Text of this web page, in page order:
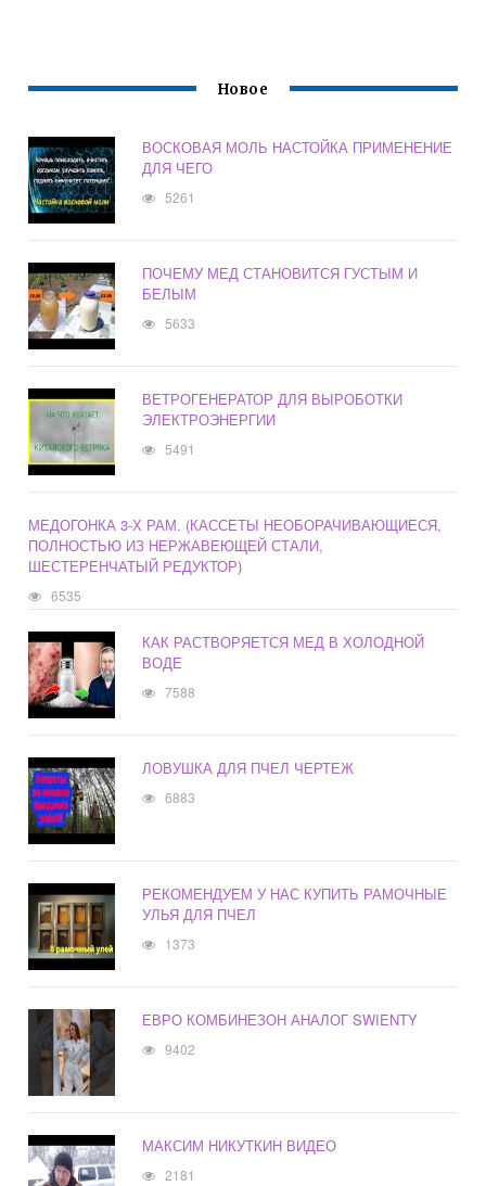
Новое
ВОСКОВАЯ МОЛЬ НАСТОЙКА ПРИМЕНЕНИЕ
ДЛЯ ЧЕГО
5261
ПОЧЕМУ МЕД СТАНОВИТСЯ ГУСТЫМ И
БЕЛЫМ
5633
ВЕТРОГЕНЕРАТОР ДЛЯ ВЫРОБОТКИ
ЭЛЕКТРОЭНЕРГИИ
5491
МЕДОГОНКА 3-Х РАМ. (КАССЕТЫ НЕОБОРАЧИВАЮЩИЕСЯ,
ПОЛНОСТЬЮ ИЗ НЕРЖАВЕЮЩЕЙ СТАЛИ,
ШЕСТЕРЕНЧАТЫЙ РЕДУКТОР)
6535
КАК РАСТВОРЯЕТСЯ МЕД В ХОЛОДНОЙ
ВОДЕ
7588
ЛОВУШКА ДЛЯ ПЧЕЛ ЧЕРТЕЖ
6883
РЕКОМЕНДУЕМ У НАС КУПИТЬ РАМОЧНЫЕ
УЛЬЯ ДЛЯ ПЧЕЛ
1373
ЕВРО КОМБИНЕЗОН АНАЛОГ SWIENTY
9402
МАКСИМ НИКУТКИН ВИДЕО
2181